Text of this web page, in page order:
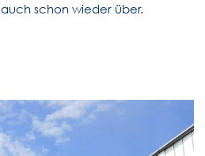
schon wieder über.